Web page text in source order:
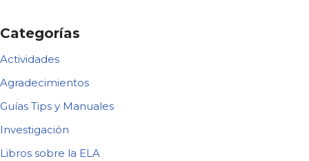
Categorías
Actividades
Agradecimientos
Guías Tips y Manuales
Investigación
Libros sobre la ELA